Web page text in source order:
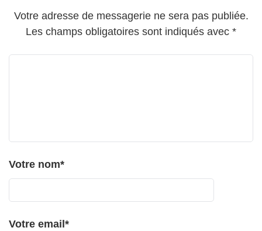
Votre adresse de messagerie ne sera pas publiée.
Les champs obligatoires sont indiqués avec *
Votre nom*
Votre email *